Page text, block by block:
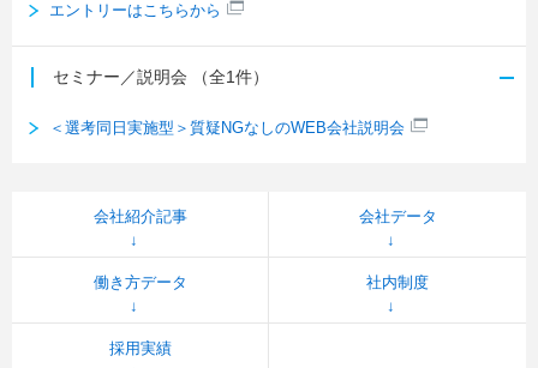
エントリーはこちらから
セミナー／説明会 （全1件）
＜選考同日実施型＞質疑NGなしのWEB会社説明会
会社紹介記事 会社データ
働き方データ 社内制度
採用実績